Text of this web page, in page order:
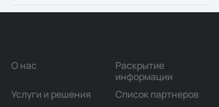
капитального строительства, а также
О нас
Услуги и решения
Раскрытие
информации
Список партнеров